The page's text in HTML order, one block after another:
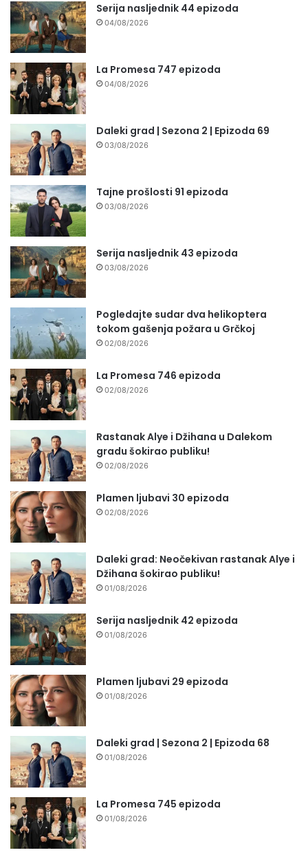
Serija nasljednik 44 epizoda
04/08/2026
La Promesa 747 epizoda
04/08/2026
Daleki grad | Sezona 2 | Epizoda 69
03/08/2026
Tajne prošlosti 91 epizoda
03/08/2026
Serija nasljednik 43 epizoda
03/08/2026
Pogledajte sudar dva helikoptera
tokom gašenja požara u Grčkoj
02/08/2026
La Promesa 746 epizoda
02/08/2026
Rastanak Alye i Džihana u Dalekom
gradu šokirao publiku!
02/08/2026
Plamen ljubavi 30 epizoda
02/08/2026
Daleki grad: Neočekivan rastanak Alye i
Džihana šokirao publiku!
01/08/2026
Serija nasljednik 42 epizoda
01/08/2026
Plamen ljubavi 29 epizoda
01/08/2026
Daleki grad | Sezona 2 | Epizoda 68
01/08/2026
La Promesa 745 epizoda
01/08/2026